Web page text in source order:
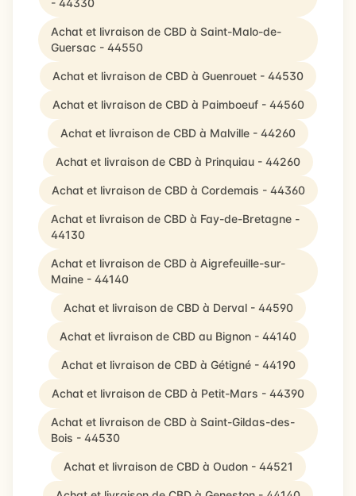
- 44330
Achat et livraison de CBD à Saint-Malo-de-
Guersac - 44550
Achat et livraison de CBD à Guenrouet - 44530
Achat et livraison de CBD à Paimboeuf - 44560
Achat et livraison de CBD à Malville - 44260
Achat et livraison de CBD à Prinquiau - 44260
Achat et livraison de CBD à Cordemais - 44360
Achat et livraison de CBD à Fay-de-Bretagne -
44130
Achat et livraison de CBD à Aigrefeuille-sur-
Maine - 44140
Achat et livraison de CBD à Derval - 44590
Achat et livraison de CBD au Bignon - 44140
Achat et livraison de CBD à Gétigné - 44190
Achat et livraison de CBD à Petit-Mars - 44390
Achat et livraison de CBD à Saint-Gildas-des-
Bois - 44530
Achat et livraison de CBD à Oudon - 44521